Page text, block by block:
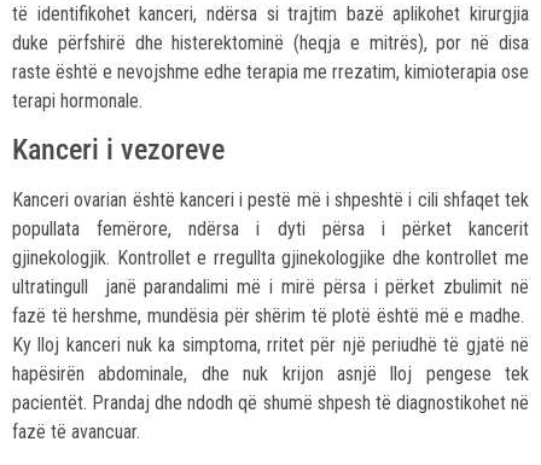
të identifikohet kanceri, ndërsa si trajtim bazë aplikohet kirurgjia
duke përfshirë dhe histerektominë (heqja e mitrës), por në disa
raste është e nevojshme edhe terapia me rrezatim, kimioterapia ose
terapi hormonale.
Kanceri i vezoreve
Kanceri ovarian është kanceri i pestë më i shpeshtë i cili shfaqet tek
popullata femërore, ndërsa i dyti përsa i përket kancerit
gjinekologjik. Kontrollet e rregullta gjinekologjike dhe kontrollet me
ultratingull janë parandalimi më i mirë përsa i përket zbulimit në
fazë të hershme, mundësia për shërim të plotë është më e madhe.
Ky lloj kanceri nuk ka simptoma, rritet për një periudhë të gjatë në
hapësirën abdominale, dhe nuk krijon asnjë lloj pengese tek
pacientët. Prandaj dhe ndodh që shumë shpesh të diagnostikohet në
fazë të avancuar.